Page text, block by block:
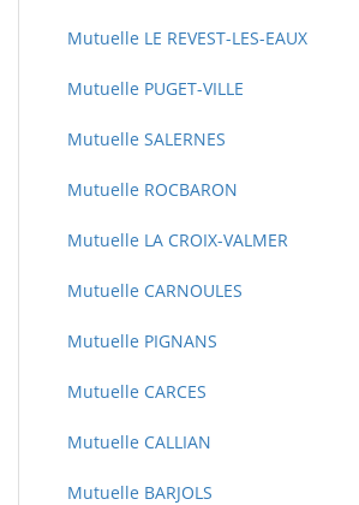
Mutuelle LE REVEST-LES-EAUX
Mutuelle PUGET-VILLE
Mutuelle SALERNES
Mutuelle ROCBARON
Mutuelle LA CROIX-VALMER
Mutuelle CARNOULES
Mutuelle PIGNANS
Mutuelle CARCES
Mutuelle CALLIAN
Mutuelle BARJOLS